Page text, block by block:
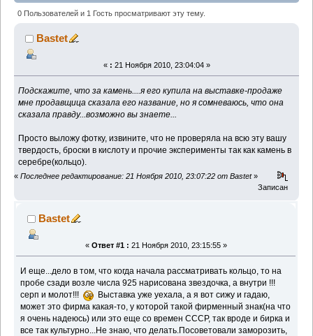
пожалуйста, если сможете... (Прочитано 2872 раз)
0 Пользователей и 1 Гость просматривают эту тему.
Bastet
« : 21 Ноября 2010, 23:04:04 »
Подскажите, что за камень....я его купила на выставке-продаже
мне продавщица сказала его название, но я сомневаюсь, что она
сказала правду...возможно вы знаете...
Просто выложу фотку, извините, что не проверяла на всю эту вашу
твердость, броски в кислоту и прочие эксперименты так как камень в
серебре(кольцо).
« Последнее редактирование: 21 Ноября 2010, 23:07:22 от Bastet»
Записан
Bastet
« Ответ #1 : 21 Ноября 2010, 23:15:55 »
И еще...дело в том, что когда начала рассматривать кольцо, то на
пробе сзади возле числа 925 нарисована звездочка, а внутри !!!
серп и молот!!!
Выставка уже уехала, а я вот сижу и гадаю,
может это фирма какая-то, у которой такой фирменный знак(на что
я очень надеюсь) или это еще со времен СССР, так вроде и бирка и
все так культурно...Не знаю, что делать.Посоветовали заморозить,